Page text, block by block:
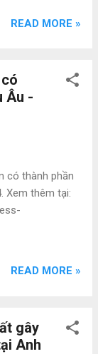
READ MORE »
Âu -
có thành phần
Xem thêm tại:
READ MORE »
gây
Anh